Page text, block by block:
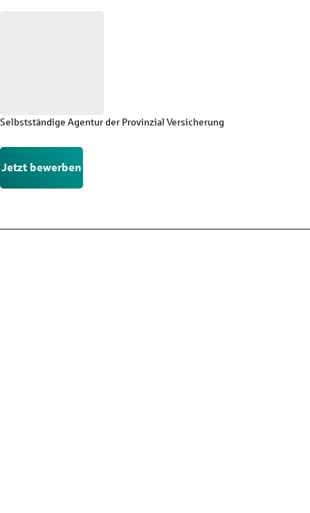
Selbstständige Agentur der Provinzial Versicherung
Jetzt bewerben